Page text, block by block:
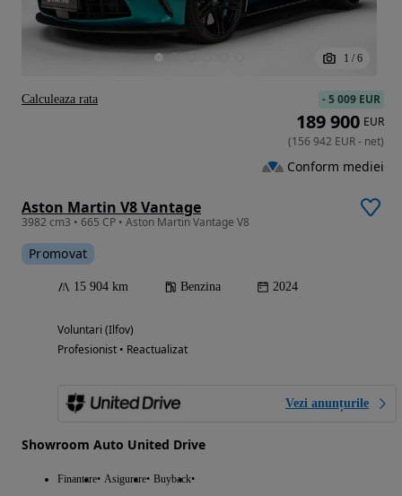
1 / 6
Aston Martin V8 Vantage
3982 cm3 • 665 CP • Aston Martin Vantage V8
Promovat
15 904 km Benzina 2024
Voluntari (Ilfov)
Profesionist • Reactualizat
Vezi anunțurile
Showroom Auto United Drive
Finantare Asigurare Buyback
-5 009 EUR
189 900 EUR
(156 942 EUR- net)
Conform mediei
Calculeaza rata